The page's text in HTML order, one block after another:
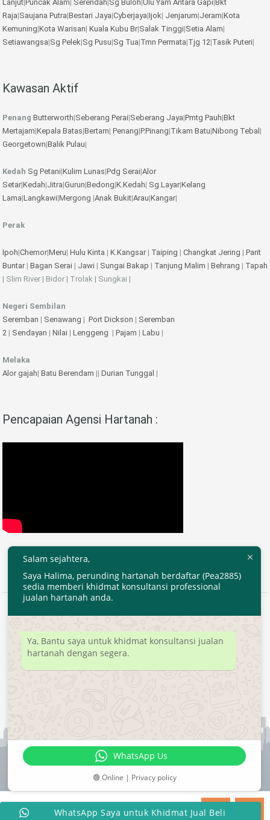
Lanjut|Puncak Alam| Serendah|Sg Buloh|Ulu Yam Antara Gapi|Bkt
Raja|Saujana Putra|Bestari Jaya|Cyberjaya|Ijok| Jenjarum|Jeram|Kota
Kemuning|Kota Warisan| Kuala Kubu Br|Salak Tinggi|Setia Alam|
Setiawangsa|Sg Pelek|Sg Pusu|Sg Tua|Tmn Permata|Tjg 12|Tasik Puteri|
Kawasan Aktif
Penang Butterworth|Seberang Perai|Seberang Jaya|Pmtg Pauh|Bkt
Mertajam|Kepala Batas|Bertam| Penang|P.Pinang|Tikam Batu|Nibong Tebal|
Georgetown|Balik Pulau|
Kedah Sg Petani|Kulim Lunas|Pdg Serai|Alor
Setar|Kedah|Jitra|Gurun|Bedong|K.Kedah| Sg.Layar|Kelang
Lama|Langkawi|Mergong |Anak Bukit|Arau|Kangar|
Perak
Ipoh|Chemor|Meru| Hulu Kinta | K.Kangsar| Taiping | Changkat Jering | Parit
Buntar| Bagan Serai | Jawi | Sungai Bakap | Tanjung Malim | Behrang | Tapah
| Slim River | Bidor | Trolak | Sungkai |
Negeri Sembilan
Seremban | Senawang | Port Dickson | Seremban
2 | Sendayan | Nilai | Lenggeng | Pajam | Labu |
Melaka
Alor gajah| Batu Berendam || Durian Tunggal |
Pencapaian Agensi Hartanah :
Developed byMyTranspro
Salam sejahtera,
Saya Halima, perunding hartanah berdaftar (Pea2885)
sedia memberi khidmat konsultansi professional
jualan hartanah anda.
Ya, Bantu saya untuk khidmat konsultansi jualan
hartanah dengan segera.
WhatsApp Us
🟢 Online | Privacy policy
WhatsApp Saya untuk Khidmat Jual Beli